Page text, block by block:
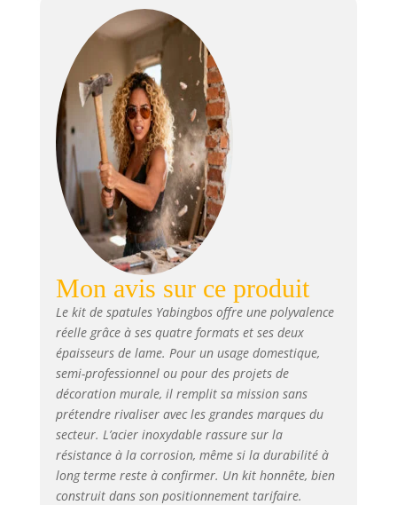
idéale pour les chantiers avec
des exigences élevées en
matière de planète. La lame de
0,35 mm d'épaisseur assure une
surface lisse avec de petits
espaces et convient pour niveler
différentes surfaces de mastic.
Par exemple : 25 cm et 40 cm
sont adaptés pour les bords de
fenêtre, les cadres de porte, etc.
Les 40 cm et 60 cm sont parfaits
pour les petits piliers, les bords,
etc. 80 cm est idéal pour les
grandes surfaces. 【Poignée
télescopique flexible】 : le kit de
mastic pour cloison sèche est
équipé d'un manche extensible
de 73,5 à 128 cm et d'un
capuchon à vis, pour une
application stable et sans
vacillement, pour atteindre
facilement même plus loin en
haut. Convient pour les mastics,
la peinture, le plâtre, le mastic,
le raclage, le mastic, le retrait
du papier peint ou l'étanchéité.
【Matériaux de haute qualité &
Mon avis sur ce produit
Le kit de spatules Yabingbos offre une polyvalence
réelle grâce à ses quatre formats et ses deux
épaisseurs de lame. Pour un usage domestique,
semi-professionnel ou pour des projets de
décoration murale, il remplit sa mission sans
prétendre rivaliser avec les grandes marques du
secteur. L’acier inoxydable rassure sur la
résistance à la corrosion, même si la durabilité à
long terme reste à confirmer. Un kit honnête, bien
construit dans son positionnement tarifaire.